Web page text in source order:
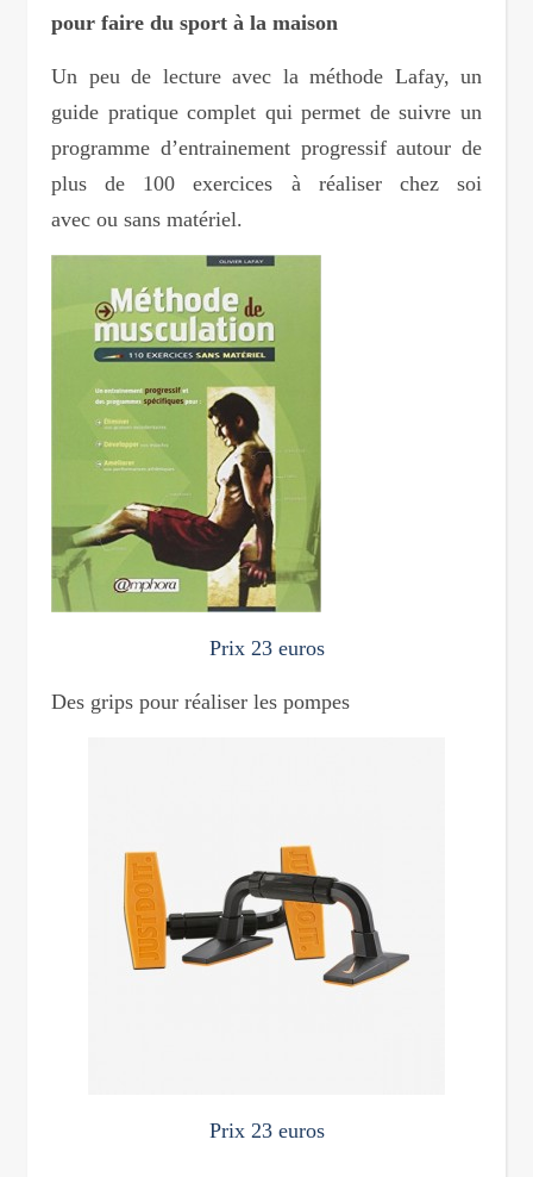
pour faire du sport à la maison
Un peu de lecture avec la méthode Lafay, un
guide pratique complet qui permet de suivre un
programme d’entrainement progressif autour de
plus de 100 exercices à réaliser chez soi
avec ou sans matériel.
Prix 23 euros
Des grips pour réaliser les pompes
Prix 23 euros